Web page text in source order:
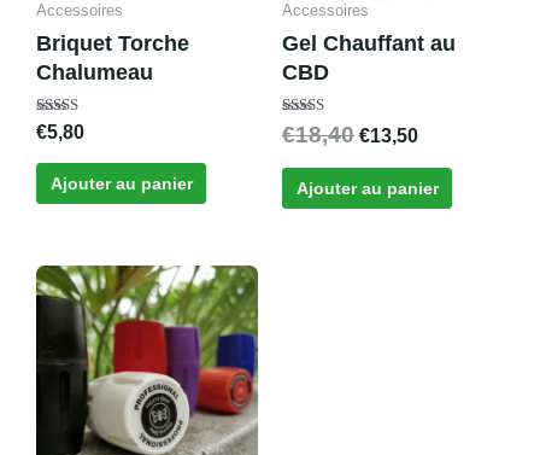
Accessoires
Briquet Torche
Chalumeau
Note
4.00
€5,80
Ajouter au panier
Accessoires
Gel Chauffant au
CBD
Note
4.67
€18,40 €13,50
Ajouter au panier